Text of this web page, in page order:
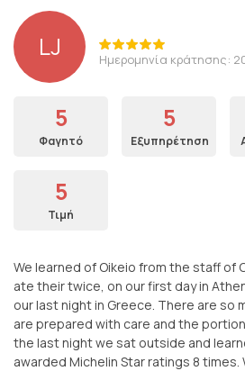
LJ Ημερομηνία κράτησης:
5
Φαγητό
5
Εξυπηρέτηση
5
Τιμή
We learned of Oikeio from the staff of
ate their twice, on our first day in
our last night in Greece. There are so
are prepared with care and the
the last night we sat outside and
awarded Michelin Star ratings 8 times.